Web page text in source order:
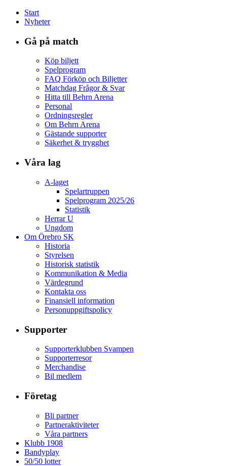
Start
Nyheter
Gå på match
Köp biljett
Spelprogram
FAQ Förköp och Biljetter
Matchdag Frågor & Svar
Hitta till Behrn Arena
Personal
Ordningsregler
Om Behrn Arena
Gästande supporter
Säkerhet & trygghet
Våra lag
A-laget
Spelartruppen
Spelprogram 2025/26
Statistik
Herrar U
Ungdom
Om Örebro SK
Historia
Styrelsen
Historisk statistik
Kommunikation & Media
Värdegrund
Kontakta oss
Finansiell information
Personuppgiftspolicy
Supporter
Supporterklubben Svampen
Supporterresor
Merchandise
Bil medlem
Företag
Bli partner
Partneraktiviteter
Våra partners
Klubb 1908
Bandyplay
50/50 lotter